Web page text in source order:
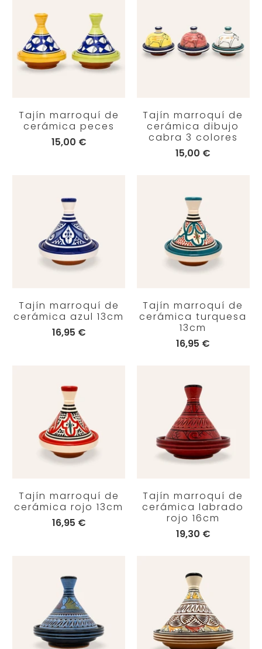
Tajín marroquí de
cerámica peces
15,00 €
Tajín marroquí de
cerámica dibujo
cabra 3 colores
15,00 €
Tajín marroquí de
cerámica azul 13cm
16,95 €
Tajín marroquí de
cerámica turquesa
13cm
16,95 €
Tajín marroquí de
cerámica rojo 13cm
16,95 €
Tajín marroquí de
cerámica labrado
rojo 16cm
19,30 €